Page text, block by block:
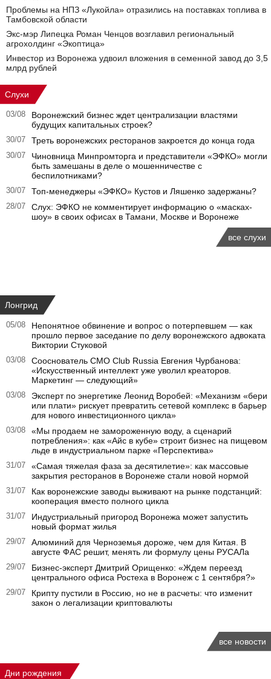
Проблемы на НПЗ «Лукойла» отразились на поставках топлива в
Тамбовской области
Экс-мэр Липецка Роман Ченцов возглавил региональный
агрохолдинг «Экоптица»
Инвестор из Воронежа удвоил вложения в семенной завод до 3,5
млрд рублей
Слухи
03/08
Воронежский бизнес ждет централизации властями
будущих капитальных строек?
30/07 Треть воронежских ресторанов закроется до конца года
30/07
Чиновница Минпромторга и представители «ЭФКО» могли
быть замешаны в деле о мошенничестве с
беспилотниками?
30/07 Топ-менеджеры «ЭФКО» Кустов и Ляшенко задержаны?
28/07
Слух: ЭФКО не комментирует информацию о «масках-
шоу» в своих офисах в Тамани, Москве и Воронеже
все слухи
Лонгрид
05/08
Непонятное обвинение и вопрос о потерпевшем — как
прошло первое заседание по делу воронежского адвоката
Виктории Стуковой
03/08
Сооснователь CMO Club Russia Евгения Чурбанова:
«Искусственный интеллект уже уволил креаторов.
Маркетинг — следующий»
03/08
Эксперт по энергетике Леонид Воробей: «Механизм «бери
или плати» рискует превратить сетевой комплекс в барьер
для нового инвестиционного цикла»
03/08
«Мы продаем не замороженную воду, а сценарий
потребления»: как «Айс в кубе» строит бизнес на пищевом
льде в индустриальном парке «Перспектива»
31/07
«Самая тяжелая фаза за десятилетие»: как массовые
закрытия ресторанов в Воронеже стали новой нормой
31/07
Как воронежские заводы выживают на рынке подстанций:
кооперация вместо полного цикла
31/07
Индустриальный пригород Воронежа может запустить
новый формат жилья
29/07
Алюминий для Черноземья дороже, чем для Китая. В
августе ФАС решит, менять ли формулу цены РУСАЛа
29/07
Бизнес-эксперт Дмитрий Орищенко: «Ждем переезд
центрального офиса Ростеха в Воронеж с 1 сентября?»
29/07
Крипту пустили в Россию, но не в расчеты: что изменит
закон о легализации криптовалюты
все новости
Дни рождения